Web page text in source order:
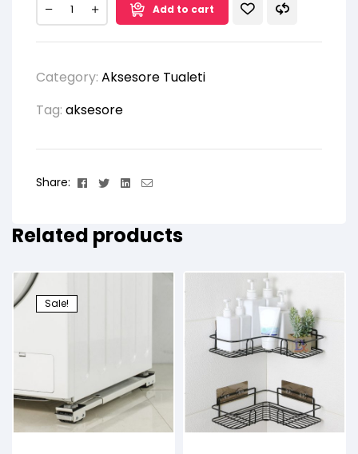
Add to cart
Category: Aksesore Tualeti
Tag: aksesore
Share: Facebook
TwitterLinkedin
Email
Related products
Sale!